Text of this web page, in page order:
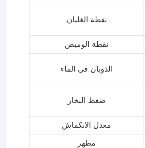
نقطة الغليان
نقطة الوميض
الذوبان في الماء
ضغط البخار
معدل الانكماش
مظهر